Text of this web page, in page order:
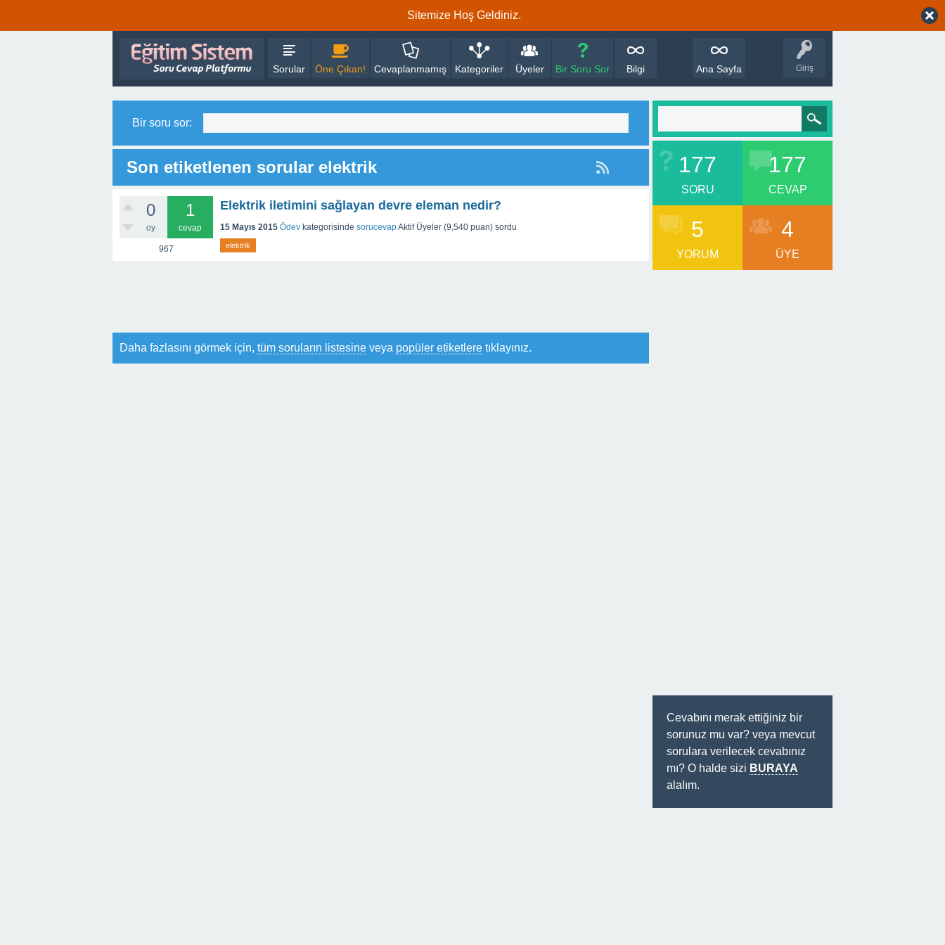
Sitemize Hoş Geldiniz.
Giriş
Sorular Öne Çıkan! Cevaplanmamış Kategoriler Üyeler Bir Soru Sor Bilgi Ana Sayfa
Bir soru sor:
Son etiketlenen sorular elektrik
0
oy
1
cevap
967
Elektrik iletimini sağlayan devre eleman nedir?
15 Mayıs 2015 Ödev kategorisinde sorucevapAktif Üyeler (9,540 puan) sordu
elektrik
Daha fazlasını görmek için, tüm soruların listesine veya popüler etiketlere tıklayınız.
177
SORU
177
CEVAP
5
YORUM
4
ÜYE
Cevabını merak ettiğiniz bir
sorunuz mu var? veya mevcut
sorulara verilecek cevabınız
mı? O halde sizi BURAYA
alalım.